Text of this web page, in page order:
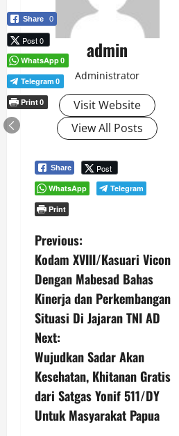
admin
Administrator
Visit Website
View All Posts
Share Post
WhatsApp
Telegram
Print
P
o
s
t
n
a
v
Previous:
Kodam XVIII/Kasuari Vicon
Dengan Mabesad Bahas
Kinerja dan Perkembangan
Situasi Di Jajaran TNI AD
Next:
Wujudkan Sadar Akan
Kesehatan, Khitanan Gratis
dari Satgas Yonif 511/DY
Untuk Masyarakat Papua
Share 0
Post 0
WhatsApp0
Telegram 0
Print0